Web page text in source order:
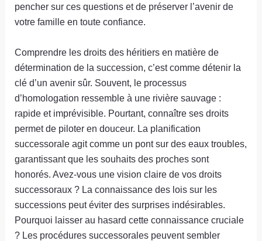
pencher sur ces questions et de préserver l’avenir de
votre famille en toute confiance.
Comprendre les droits des héritiers en matière de
détermination de la succession, c’est comme détenir la
clé d’un avenir sûr. Souvent, le processus
d’homologation ressemble à une rivière sauvage :
rapide et imprévisible. Pourtant, connaître ses droits
permet de piloter en douceur. La planification
successorale agit comme un pont sur des eaux troubles,
garantissant que les souhaits des proches sont
honorés. Avez-vous une vision claire de vos droits
successoraux ? La connaissance des lois sur les
successions peut éviter des surprises indésirables.
Pourquoi laisser au hasard cette connaissance cruciale
? Les procédures successorales peuvent sembler